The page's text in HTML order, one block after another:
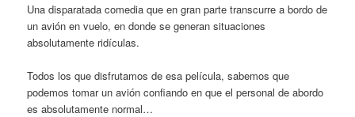
Una disparatada comedia que en gran parte transcurre a bordo de
un avión en vuelo, en donde se generan situaciones
absolutamente ridículas.
Todos los que disfrutamos de esa película, sabemos que
podemos tomar un avión confiando en que el personal de abordo
es absolutamente normal…